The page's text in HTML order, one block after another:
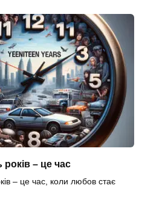
років – це час
– це час, коли любов стає